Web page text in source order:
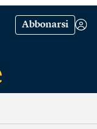
Abbonarsi